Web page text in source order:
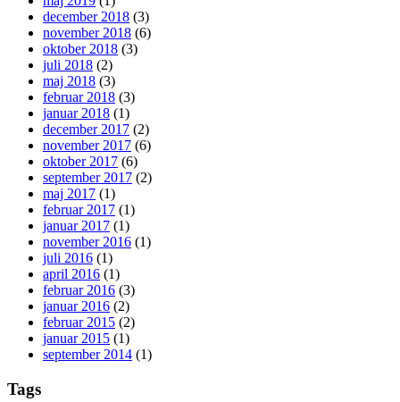
december 2018 (3)
november 2018 (6)
oktober 2018 (3)
juli 2018 (2)
maj 2018 (3)
februar 2018 (3)
januar 2018 (1)
december 2017 (2)
november 2017 (6)
oktober 2017 (6)
september 2017 (2)
maj 2017 (1)
februar 2017 (1)
januar 2017 (1)
november 2016 (1)
juli 2016 (1)
april 2016 (1)
februar 2016 (3)
januar 2016 (2)
februar 2015 (2)
januar 2015 (1)
september 2014 (1)
Tags